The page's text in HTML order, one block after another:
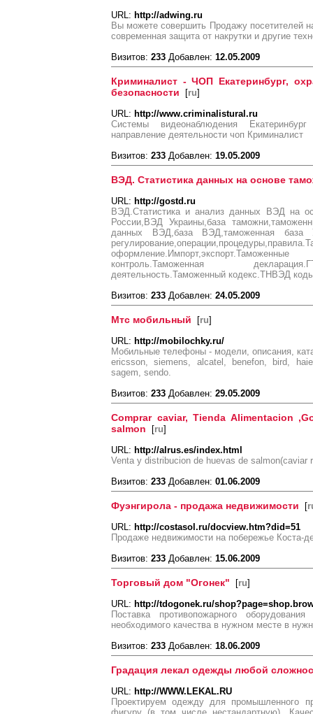
URL: http://adwing.ru
Вы можете совершить Продажу посетителей
современная защита от накрутки и другие
Визитов: 233 Добавлен: 12.05.2009
Криминалист - ЧОП Екатеринбург,
безопасности [ru]
URL: http://www.criminalistural.ru
Системы видеонаблюдения
направление деятельности чоп Криминалист
Визитов: 233 Добавлен: 19.05.2009
ВЭД. Статистика данных на основе
URL: http://gostd.ru
ВЭД.Статистика и анализ данных ВЭД на
России,ВЭД Украины,база
данных ВЭД,база ВЭД,таможенная база
контроль.Таможенная
деятельность.Таможенный кодекс.ТНВЭД
Визитов: 233 Добавлен: 24.05.2009
Мтс мобильный [ru]
URL: http://mobilochky.ru/
Мобильные телефоны - модели, описания,
ericsson, siemens, alcatel, benefon, bird,
sagem, sendo.
Визитов: 233 Добавлен: 29.05.2009
Comprar caviar, Tienda Alimentacion
salmon [ru]
URL: http://alrus.es/index.html
Venta y distribucion de huevas de salmon(caviar
Визитов: 233 Добавлен: 01.06.2009
Фуэнгирола - продажа недвижимости [
URL: http://costasol.ru/docview.htm?did=51
Продаже недвижимости на побережье Коста-
Визитов: 233 Добавлен: 15.06.2009
Торговый дом "Огонек" [ru]
URL: http://tdogonek.ru/
Поставка противопожарного
необходимого качества в нужном месте в
Визитов: 233 Добавлен: 18.06.2009
Градация лекал одежды любой
URL: http://WWW.LEKAL.RU
Проектируем одежду для промышленного